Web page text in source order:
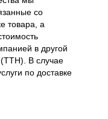
со
товара, а
в другой
(ТТН). В случае
по доставке